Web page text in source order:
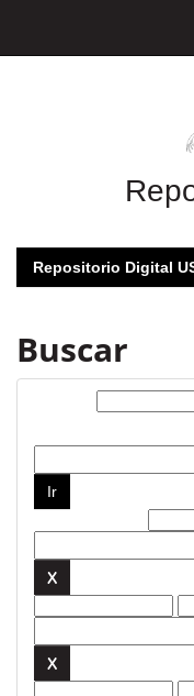
Repositorio Digital
Buscar